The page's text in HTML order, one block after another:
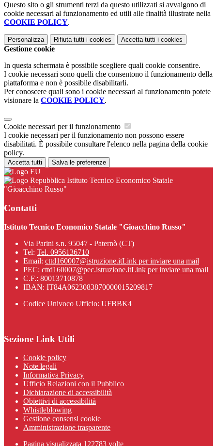
Questo sito o gli strumenti terzi da questo utilizzati si avvalgono di
cookie necessari al funzionamento ed utili alle finalità illustrate nella
COOKIE POLICY.
Personalizza Rifiuta tutti i cookies Accetta tutti i cookies
Gestione cookie
In questa schermata è possibile scegliere quali cookie consentire.
I cookie necessari sono quelli che consentono il funzionamento della
piattaforma e non è possibile disabilitarli.
Per conoscere quali sono i cookie necessari al funzionamento potete
visionare la COOKIE POLICY.
Cookie necessari per il funzionamento
I cookie necessari per il funzionamento non possono essere
disabilitati. È possibile consultare l'elenco nella pagina della cookie
policy.
Accetta tutti Salva le preferenze
Istituto Tecnico Economico Statale
"Gioacchino Russo"
Contatti
Istituto Tecnico Economico Statale "Gioacchino Russo"
Via Parini s.n. 95047 - Paternò (CT)
Tel: Tel. 0956136710
Email: cttd160007@istruzione.itLink per inviare una mail
PEC: cttd160007@pec.istruzione.itLink per inviare una mail
C.F.: 80013710878
IBAN: IT84A0623083870000015209817
Codice Univoco Ufficio: UFBBK4
Sezione Link Utili
Cookie policy
Note legali
Informativa Privacy
Ufficio Relazioni con il Pubblico
Dichiarazione di accessibilità
Obiettivi di accessibilità
Whistleblowing
Gestione consensi cookie
Amministrazione trasparente
Pagina visualizzata 122783 volte